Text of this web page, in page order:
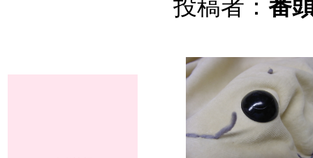
投稿者： 番